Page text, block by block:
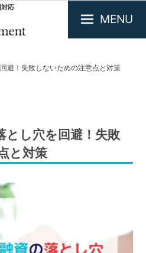
応
MENU
避！失敗しないための注意点と対策
とし穴を回避！失敗
と対策